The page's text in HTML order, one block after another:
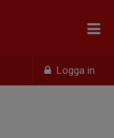
Logga in